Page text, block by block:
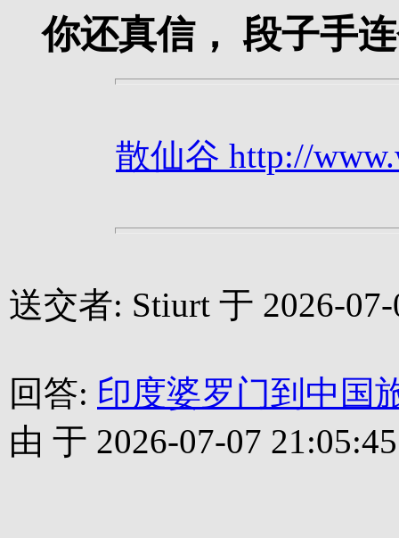
你还真信， 段子手
散仙谷 http://
送交者: Stiurt 于 2026-
回答: 印度婆罗门到中国
由 于 2026-07-07 21:05:45